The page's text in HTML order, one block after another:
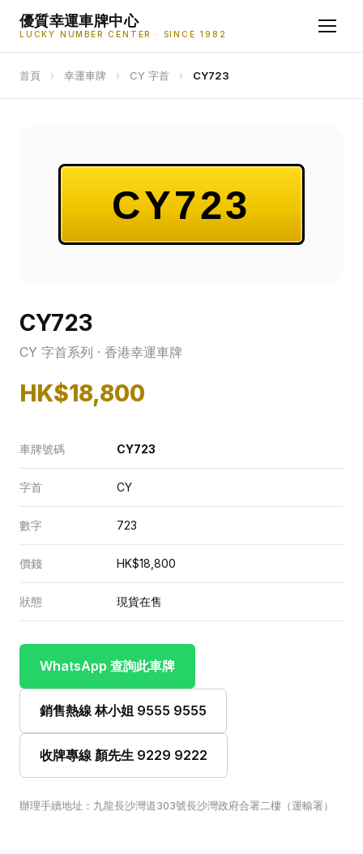
優質幸運車牌中心
LUCKY NUMBER CENTER · SINCE 1982
首頁 › 幸運車牌 › CY 字首 › CY723
CY723
CY723
CY 字首系列 · 香港幸運車牌
HK$18,800
車牌號碼 CY723
字首 CY
數字 723
價錢 HK$18,800
狀態 現貨在售
WhatsApp 查詢此車牌
銷售熱線 林小姐 9555 9555
收牌專線 顏先生 9229 9222
辦理手續地址：九龍長沙灣道303號長沙灣政府合署二樓（運輸署）